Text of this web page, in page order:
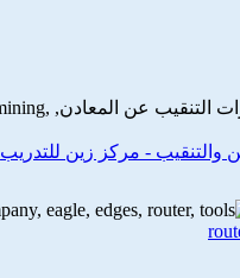
والتنقيب - مركز زين للتدريب